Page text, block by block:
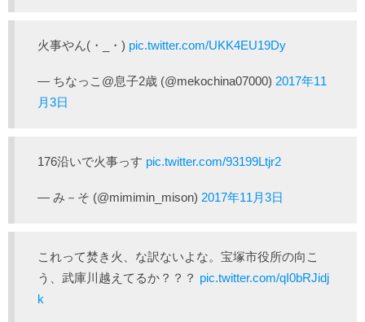
火事やん(・_・) pic.twitter.com/UKK4EU19Dy
— ちなっこ@息子2歳 (@mekochina07000) 2017年11
月3日
176沿いで火事っす pic.twitter.com/93199Ltjr2
— み－そ (@mimimin_mison) 2017年11月3日
これって焚き火、な訳ないよな。宝塚市役所の向こ
う、武庫川越えてるか？？？ pic.twitter.com/qI0bRJidj
k